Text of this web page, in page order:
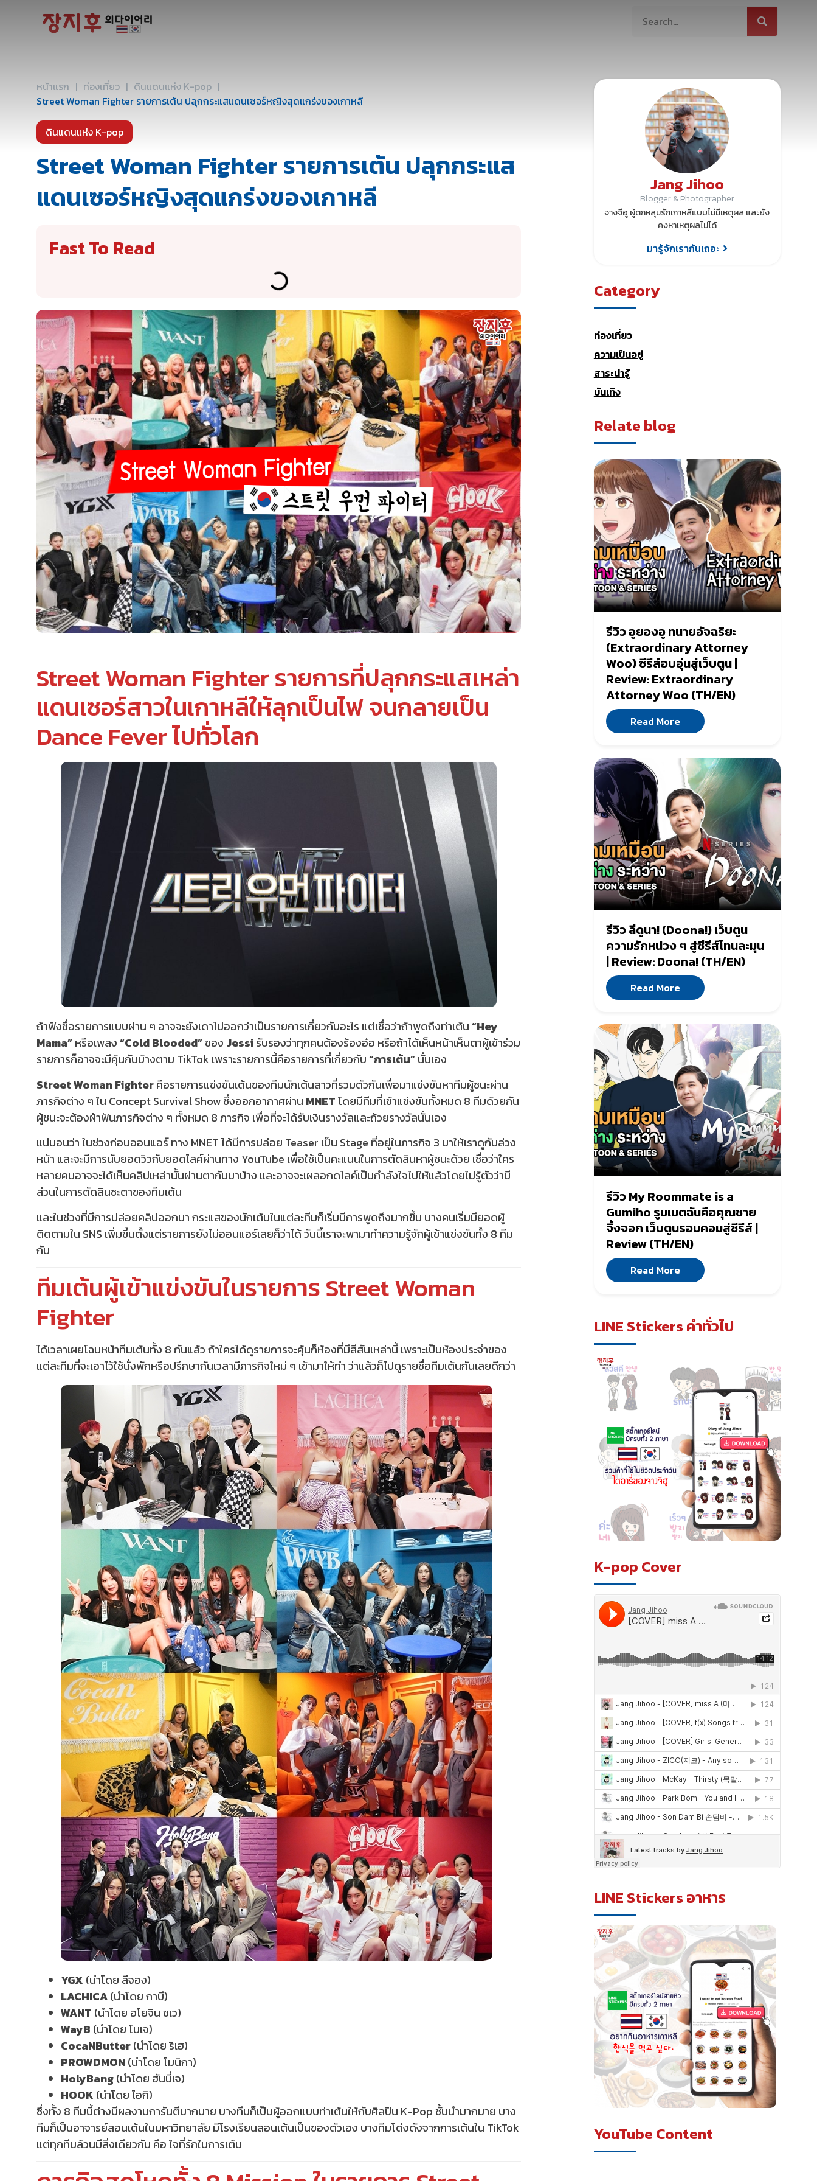
หน้าแรก | ท่องเที่ยว | ดินแดนแห่ง K-pop |
Street Woman Fighter รายการเต้น ปลุกกระแสแดนเซอร์หญิงสุดแกร่งของเกาหลี
ดินแดนแห่ง K-pop
Street Woman Fighter รายการเต้น ปลุกกระแส
แดนเซอร์หญิงสุดแกร่งของเกาหลี
Fast To Read
Street Woman Fighter รายการที่ปลุกกระแสเหล่า
แดนเซอร์สาวในเกาหลีให้ลุกเป็นไฟ จนกลายเป็น
Dance Fever ไปทั่วโลก
ถ้าฟังชื่อรายการแบบผ่าน ๆ อาจจะยังเดาไม่ออกว่าเป็นรายการเกี่ยวกับอะไร แต่เชื่อว่าถ้าพูดถึงท่าเต้น“Hey
Mama”หรือเพลง“Cold Blooded”ของ Jessiรับรองว่าทุกคนต้องร้องอ๋อ หรือถ้าได้เห็นหน้าเห็นตาผู้เข้าร่วม
รายการก็อาจจะมีคุ้นกันบ้างตาม TikTok เพราะรายการนี้คือรายการที่เกี่ยวกับ“การเต้น”นั่นเอง
Street Woman Fighterคือรายการแข่งขันเต้นของทีมนักเต้นสาวที่รวมตัวกันเพื่อมาแข่งขันหาทีมผู้ชนะผ่าน
ภารกิจต่าง ๆ ใน Concept Survival Show ซึ่งออกอากาศผ่าน MNETโดยมีทีมที่เข้าแข่งขันทั้งหมด 8 ทีมด้วยกัน
ผู้ชนะจะต้องฝ่าฟันภารกิจต่าง ๆ ทั้งหมด 8 ภารกิจ เพื่อที่จะได้รับเงินรางวัลและถ้วยรางวัลนั่นเอง
แน่นอนว่า ในช่วงก่อนออนแอร์ ทาง MNET ได้มีการปล่อย Teaser เป็น Stage ที่อยู่ในภารกิจ 3 มาให้เราดูกันล่วง
หน้า และจะมีการนับยอดวิวกับยอดไลค์ผ่านทาง YouTube เพื่อใช้เป็นคะแนนในการตัดสินหาผู้ชนะด้วย เชื่อว่าใคร
หลายคนอาจจะได้เห็นคลิปเหล่านั้นผ่านตากันมาบ้าง และอาจจะเผลอกดไลค์เป็นกำลังใจไปให้แล้วโดยไม่รู้ตัวว่ามี
ส่วนในการตัดสินชะตาของทีมเต้น
และในช่วงที่มีการปล่อยคลิปออกมา กระแสของนักเต้นในแต่ละทีมก็เริ่มมีการพูดถึงมากขึ้น บางคนเริ่มมียอดผู้
ติดตามใน SNS เพิ่มขึ้นตั้งแต่รายการยังไม่ออนแอร์เลยก็ว่าได้ วันนี้เราจะพามาทำความรู้จักผู้เข้าแข่งขันทั้ง 8 ทีม
กัน
ทีมเต้นผู้เข้าแข่งขันในรายการ Street Woman
Fighter
ได้เวลาเผยโฉมหน้าทีมเต้นทั้ง 8 กันแล้ว ถ้าใครได้ดูรายการจะคุ้นก็ห้องที่มีสีสันเหล่านี้ เพราะเป็นห้องประจำของ
แต่ละทีมที่จะเอาไว้ใช้นั่งพักหรือปรึกษากันเวลามีภารกิจใหม่ ๆ เข้ามาให้ทำ ว่าแล้วก็ไปดูรายชื่อทีมเต้นกันเลยดีกว่า
YGX (นำโดย ลีจอง)
LACHICA(นำโดย กาบี)
WANT (นำโดย ฮโยจิน ชเว)
WayB (นำโดย โนเจ)
CocaNButter(นำโดย ริเฮ)
PROWDMON(นำโดย โมนิกา)
HolyBang(นำโดย ฮันนี่เจ)
HOOK (นำโดย ไอกิ)
ซึ่งทั้ง 8 ทีมนี้ต่างมีผลงานการันตีมากมาย บางทีมก็เป็นผู้ออกแบบท่าเต้นให้กับศิลปิน K-Pop ชั้นนำมากมาย บาง
ทีมก็เป็นอาจารย์สอนเต้นในมหาวิทยาลัย มีโรงเรียนสอนเต้นเป็นของตัวเอง บางทีมโด่งดังจากการเต้นใน TikTok
แต่ทุกทีมล้วนมีสิ่งเดียวกัน คือ ใจที่รักในการเต้น
Jang Jihoo
Blogger & Photographer
จางจีฮู ผู้ตกหลุมรักเกาหลีแบบไม่มีเหตุผล และยัง
คงหาเหตุผลไม่ได้
มารู้จักเรากันเถอะ
Category
ท่องเที่ยว
ความเป็นอยู่
สาระน่ารู้
บันเทิง
Relate blog
รีวิว อูยองอู ทนายอัจฉริยะ
(Extraordinary Attorney
Woo) ซีรีส์อบอุ่นสู่เว็บตูน |
Review: Extraordinary
Attorney Woo (TH/EN)
Read More
รีวิว ลีดูนา! (Doona!) เว็บตูน
ความรักหน่วง ๆ สู่ซีรีส์โทนละมุน
| Review: Doona! (TH/EN)
Read More
รีวิว My Roommate is a
Gumiho รูมเมตฉันคือคุณชาย
จิ้งจอก เว็บตูนรอมคอมสู่ซีรีส์ |
Review (TH/EN)
Read More
LINE Stickers คำทั่วไป
K-pop Cover
LINE Stickers อาหาร
YouTube Content